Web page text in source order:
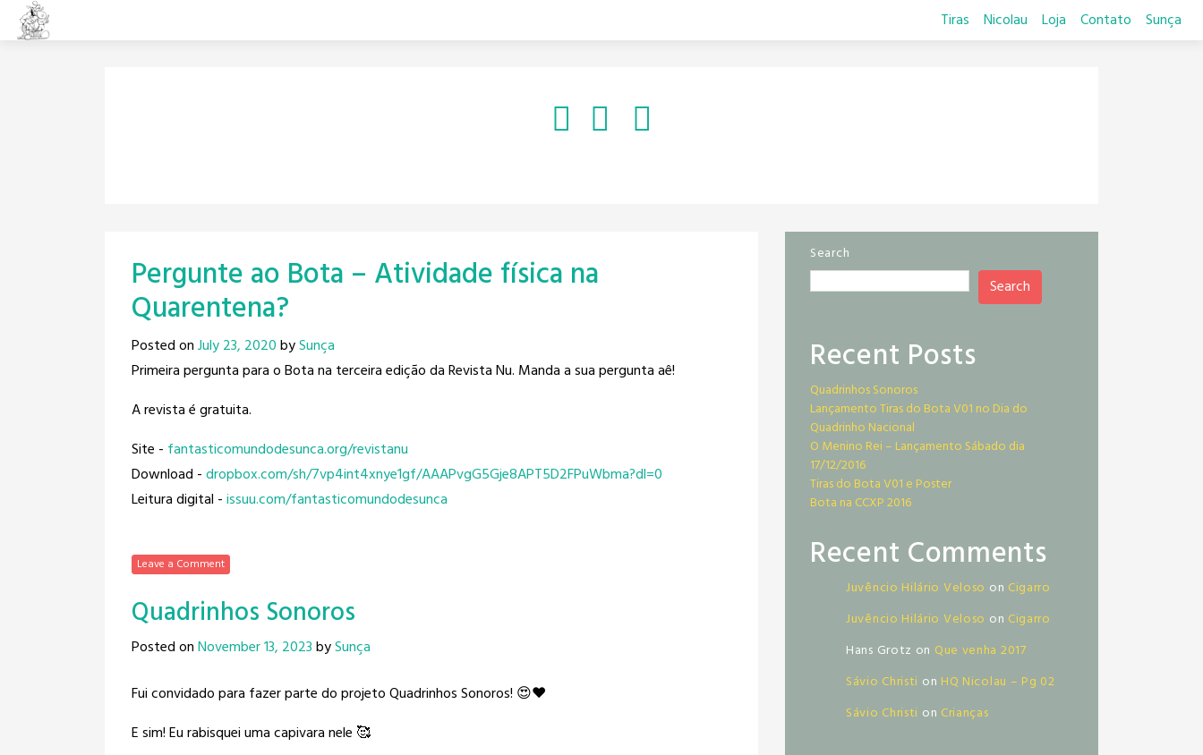
Skip
Tiras Nicolau Loja Contato Sunça
Pergunte ao Bota – Atividade física na
Quarentena?
Posted onJuly 23, 2020bySunça
Primeira pergunta para o Bota na terceira edição da Revista Nu. Manda a sua pergunta aê!
A revista é gratuita.
Site - fantasticomundodesunca.org/revistanu
Download -dropbox.com/sh/7vp4int4xnye1gf/AAAPvgG5Gje8APT5D2FPuWbma?dl=0
Leitura digital -issuu.com/fantasticomundodesunca
Leave a Comment
Quadrinhos Sonoros
Posted onNovember 13, 2023bySunça
Fui convidado para fazer parte do projeto Quadrinhos Sonoros! 😍❤️
E sim! Eu rabisquei uma capivara nele 🥰
Search
Search
Recent Posts
Quadrinhos Sonoros
Lançamento Tiras do Bota V01 no Dia do
Quadrinho Nacional
O Menino Rei – Lançamento Sábado dia
17/12/2016
Tiras do Bota V01 e Poster
Bota na CCXP 2016
Recent Comments
Juvêncio Hilário Veloso on Cigarro
Juvêncio Hilário Veloso on Cigarro
Hans Grotz on Que venha 2017
Sávio Christi on HQ Nicolau – Pg 02
Sávio Christi on Crianças